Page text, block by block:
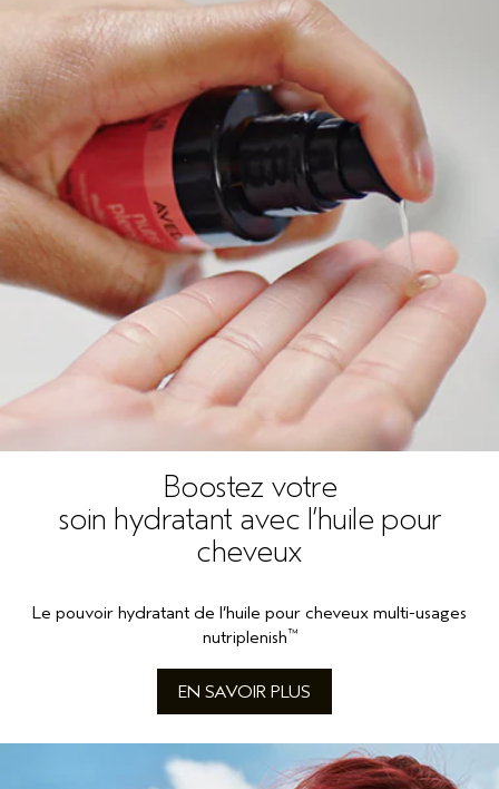
Boostez votre
soin hydratant avec l’huile pour
cheveux
Le pouvoir hydratant de l’huile pour cheveux multi-usages
nutriplenish™
EN SAVOIR PLUS